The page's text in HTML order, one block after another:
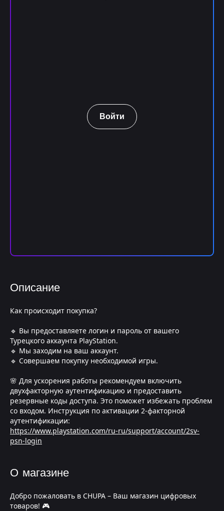
Войти
Описание
Как происходит покупка?
🔹 Вы предоставляете логин и пароль от вашего
Турецкого аккаунта PlayStation.
🔹 Мы заходим на ваш аккаунт.
🔹 Совершаем покупку необходимой игры.
🌸 Для ускорения работы рекомендуем включить
двухфакторную аутентификацию и предоставить
резервные коды доступа. Это поможет избежать проблем
со входом. Инструкция по активации 2-факторной
аутентификации:
https://www.playstation.com/ru-ru/support/account/2sv-
psn-login
О магазине
Добро пожаловать в CHUPA – Ваш магазин цифровых
товаров! 🎮